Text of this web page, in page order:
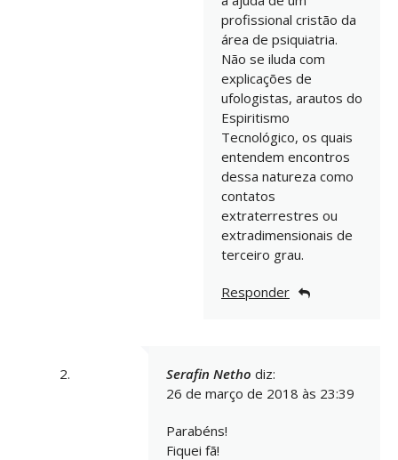
profissional cristão da
área de psiquiatria.
Não se iluda com
explicações de
ufologistas, arautos do
Espiritismo
Tecnológico, os quais
entendem encontros
dessa natureza como
contatos
extraterrestres ou
extradimensionais de
terceiro grau.
Responder
Serafin Netho diz:
26 de março de 2018 às 23:39
Parabéns!
Fiquei fã!